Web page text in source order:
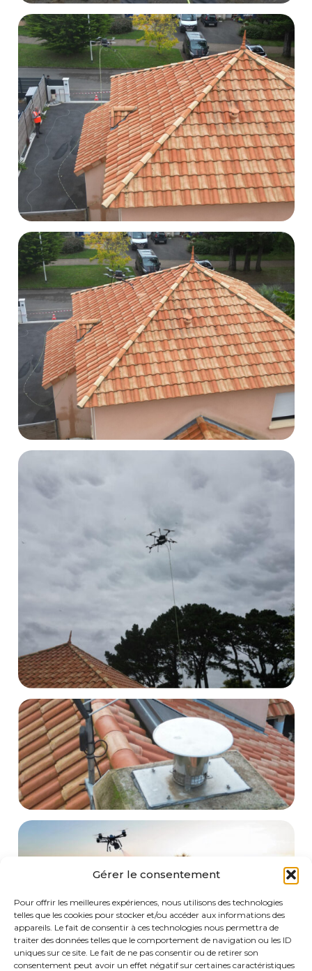
Gérer le consentement
Pour offrir les meilleures expériences, nous utilisons des technologies
telles que les cookies pour stocker et/ou accéder aux informations des
appareils. Le fait de consentir à ces technologies nous permettra de
traiter des données telles que le comportement de navigation ou les ID
uniques sur ce site. Le fait de ne pas consentir ou de retirer son
consentement peut avoir un effet négatif sur certaines caractéristiques